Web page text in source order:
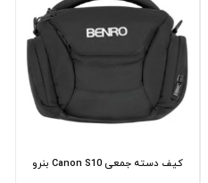
کیف دسته جمعی Canon S10 بنرو